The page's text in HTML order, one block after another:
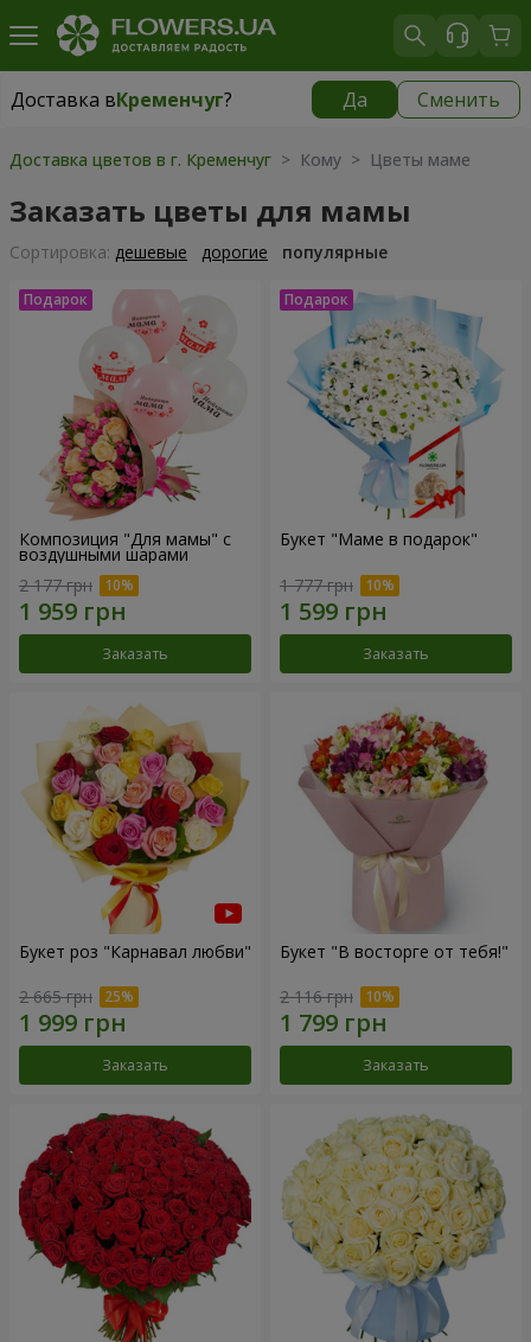
Доставка вКременчуг? Да Сменить
Доставка вКременчуг|
Доставка цветов в г. Кременчуг > Кому > Цветы маме
Заказать цветы для мамы
Cортировка: дешевые дорогие популярные
Композиция "Для мамы" с
воздушными шарами
2 177 грн
Заказать
Букет "Маме в подарок"
1 777 грн
Заказать
Букет роз "Карнавал любви"
2 665 грн
Заказать
Букет "В восторге от тебя!"
2 116 грн
Заказать